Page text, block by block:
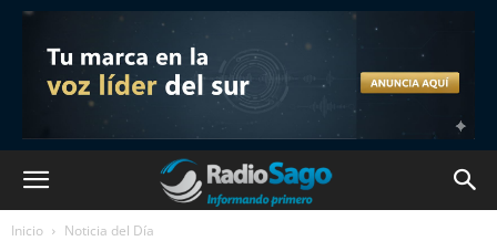
Inicio Noticia del Día